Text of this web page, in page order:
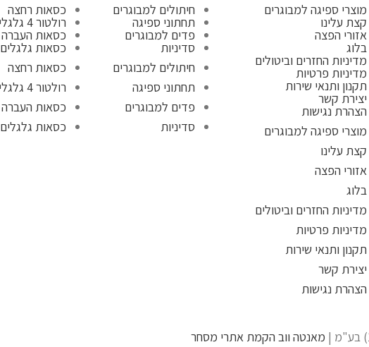
מוצרי ספיגה למבוגרים
קצת עלינו
אזורי הפצה
בלוג
מדיניות החזרים וביטולים
מדיניות פרטיות
תקנון ותנאי שירות
יצירת קשר
הצהרת נגישות
מוצרי ספיגה למבוגרים
קצת עלינו
אזורי הפצה
בלוג
מדיניות החזרים וביטולים
מדיניות פרטיות
תקנון ותנאי שירות
יצירת קשר
הצהרת נגישות
חיתולים למבוגרים
תחתוני ספיגה
פדים למבוגרים
סדיניות
חיתולים למבוגרים
תחתוני ספיגה
פדים למבוגרים
סדיניות
כסאות רחצה
רולטור 4 גלגלים
כסאות העברה
כסאות גלגלים
כסאות רחצה
רולטור 4 גלגלים
כסאות העברה
כסאות גלגלים
מאנטה ווב הקמת אתרי מסחר